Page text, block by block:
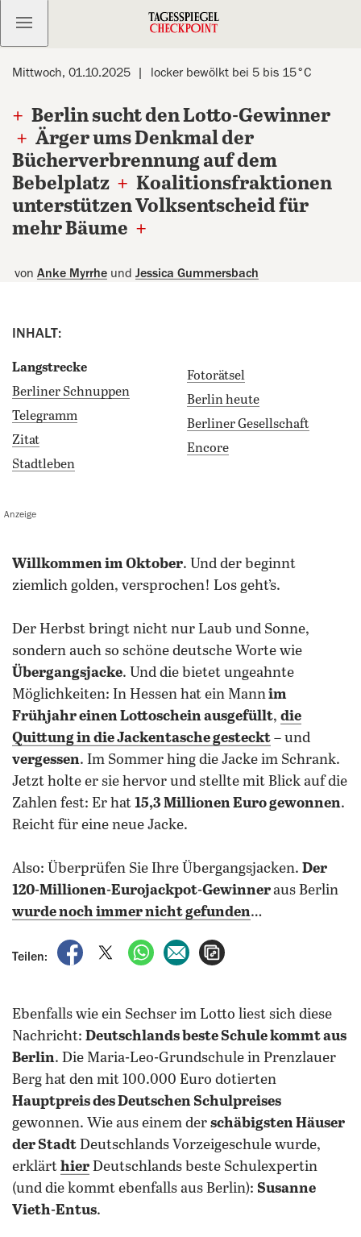
Kostenlos anmelden
Mittwoch, 01.10.2025 locker bewölkt bei 5 bis 15°C
+ Berlin sucht den Lotto-Gewinner
+ Ärger ums Denkmal der
Bücherverbrennung auf dem
Bebelplatz + Koalitionsfraktionen
unterstützen Volksentscheid für
mehr Bäume +
von Anke Myrrhe und Jessica Gummersbach
INHALT:
Langstrecke
Berliner Schnuppen
Telegramm
Zitat
Stadtleben
Fotorätsel
Berlin heute
Berliner Gesellschaft
Encore
Anzeige
willkommen im Oktober. Und der beginnt
ziemlich golden, versprochen! Los geht’s.
Der Herbst bringt nicht nur Laub und Sonne,
sondern auch so schöne deutsche Worte wie
Übergangsjacke. Und die bietet ungeahnte
Möglichkeiten: In Hessen hat ein Mannim
Frühjahr einen Lottoschein ausgefüllt, die
Quittung in die Jackentasche gesteckt – und
vergessen. Im Sommer hing die Jacke im Schrank.
Jetzt holte er sie hervor und stellte mit Blick auf die
Zahlen fest: Er hat 15,3 Millionen Euro gewonnen.
Reicht für eine neue Jacke.
Also: Überprüfen Sie Ihre Übergangsjacken. Der
120-Millionen-Eurojackpot-Gewinneraus Berlin
wurde noch immer nicht gefunden…
Teilen:
auf Facebook teilen
auf X teilenper WhatsApp teilen
per E-Mail teilen
Ebenfalls wie ein Sechser im Lotto liest sich diese
Nachricht: Deutschlands beste Schule kommt aus
Berlin. Die Maria-Leo-Grundschule in Prenzlauer
Berg hat den mit 100.000 Euro dotierten
Hauptpreis des Deutschen Schulpreises
gewonnen. Wie aus einem der schäbigsten Häuser
der Stadt Deutschlands Vorzeigeschule wurde,
erklärt hier Deutschlands beste Schulexpertin
(und die kommt ebenfalls aus Berlin): Susanne
Vieth-Entus.